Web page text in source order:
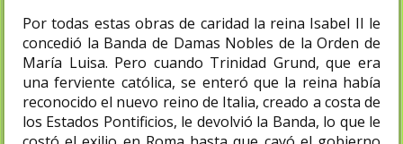
Por todas estas obras de caridad la reina Isabel II le
concedió la Banda de Damas Nobles de la Orden de
María Luisa. Pero cuando Trinidad Grund, que era
una ferviente católica, se enteró que la reina había
reconocido el nuevo reino de Italia, creado a costa de
los Estados Pontificios, le devolvió la Banda, lo que le